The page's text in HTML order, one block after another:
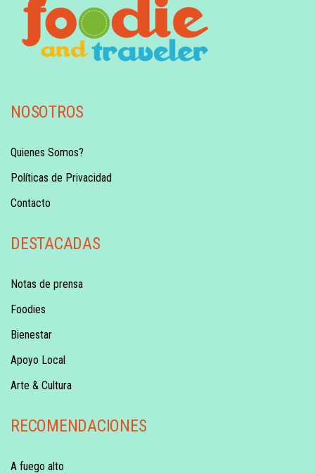
NOSOTROS
Quienes Somos?
Políticas de Privacidad
Contacto
DESTACADAS
Notas de prensa
Foodies
Bienestar
Apoyo Local
Arte & Cultura
RECOMENDACIONES
A fuego alto